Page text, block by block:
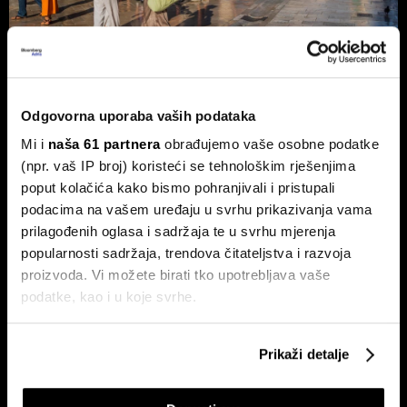
Odgovorna uporaba vaših podataka
Mi i naša 61 partneraobrađujemo vaše osobne podatke
(npr. vaš IP broj) koristeći se tehnološkim rješenjima
poput kolačića kako bismo pohranjivali i pristupali
podacima na vašem uređaju u svrhu prikazivanja vama
prilagođenih oglasa i sadržaja te u svrhu mjerenja
popularnosti sadržaja, trendova čitateljstva i razvoja
proizvoda. Vi možete birati tko upotrebljava vaše
podatke, kao i u koje svrhe.
Prikupljati podatke o vašoj geografskoj lokaciji,
koji mogu biti precizni do radijusa od nekoliko metara
Prikaži detalje
premium segment od ostatka
tržišta?
Lipanj donio pad u dolascima i noćenjima, najviše pogođeni
kampovi i obiteljski smještaj.